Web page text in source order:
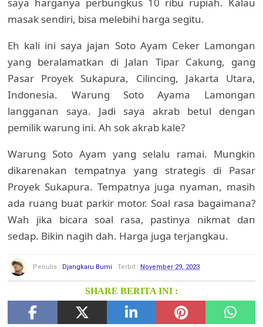
masak sendiri, bisa melebihi harga segitu.
Eh kali ini saya jajan Soto Ayam Ceker Lamongan
yang beralamatkan di Jalan Tipar Cakung, gang
Pasar Proyek Sukapura, Cilincing, Jakarta Utara,
Indonesia. Warung Soto Ayama Lamongan
langganan saya. Jadi saya akrab betul dengan
pemilik warung ini. Ah sok akrab kale?
Warung Soto Ayam yang selalu ramai. Mungkin
dikarenakan tempatnya yang strategis di Pasar
Proyek Sukapura. Tempatnya juga nyaman, masih
ada ruang buat parkir motor. Soal rasa bagaimana?
Wah jika bicara soal rasa, pastinya nikmat dan
sedap. Bikin nagih dah. Harga juga terjangkau.
Penulis : Djangkaru Bumi Terbit : November 29, 2023
SHARE BERITA INI :